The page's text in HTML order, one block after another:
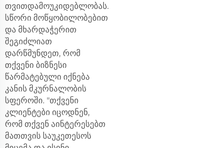
თვითდამოუკიდებლობას.
სწორი მოწყობილობებით
და მხარდაჭერით
შეგიძლიათ
დარწმუნდეთ, რომ
თქვენი ბიზნესი
წარმატებული იქნება
კანის მკურნალობის
სფეროში. "თქვენი
კლიენტები იცოდნენ,
რომ თქვენ აინტერესებთ
მათთვის საუკეთესოს